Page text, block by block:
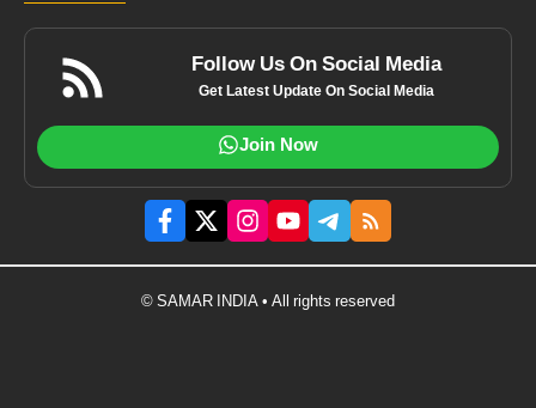
Follow Us On Social Media
Get Latest Update On Social Media
Join Now
© SAMAR INDIA • All rights reserved